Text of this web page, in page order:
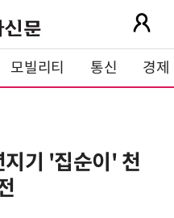
모빌리티 통신 경제
기 '집순이' 천